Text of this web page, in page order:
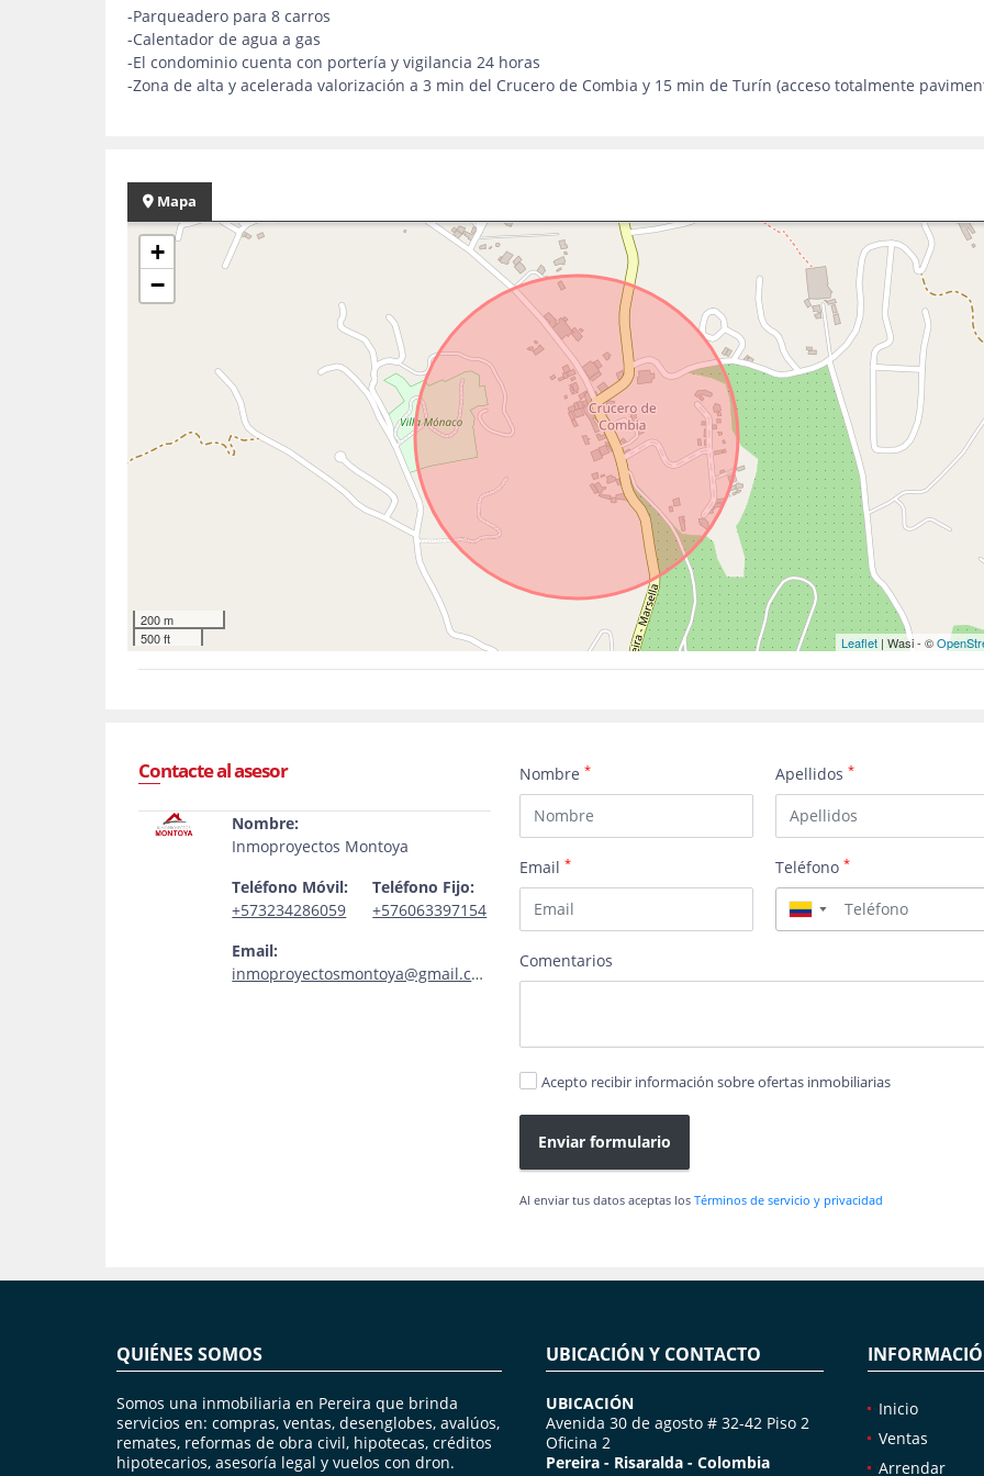
-Parqueadero para 8 carros
-Calentador de agua a gas
-El condominio cuenta con portería y vigilancia 24 horas
-Zona de alta y acelerada valorización a 3 min del Crucero de Combia y 15 min de Turín (acceso totalmente
Mapa
+
−
200 m
500 ft
Leaflet | Wasi - ©
Contacte al asesor
Nombre:
Inmoproyectos Montoya
Teléfono Móvil:
+573234286059
Teléfono Fijo:
+576063397154
Email:
inmoproyectosmontoya@gmail.com
Nombre* Apellidos*
Email* Teléfono*
▼
Comentarios
Acepto recibir información sobre ofertas inmobiliarias
Enviar formulario
Al enviar tus datos aceptas losTérminos de servicio y privacidad
QUIÉNES SOMOS
Somos una inmobiliaria en Pereira que brinda
servicios en: compras, ventas, desenglobes, avalúos,
remates, reformas de obra civil, hipotecas, créditos
hipotecarios, asesoría legal y vuelos con dron.
UBICACIÓN Y CONTACTO
UBICACIÓN
Avenida 30 de agosto # 32-42 Piso 2
Oficina 2
Pereira - Risaralda - Colombia
Inicio
Ventas
Arrendar